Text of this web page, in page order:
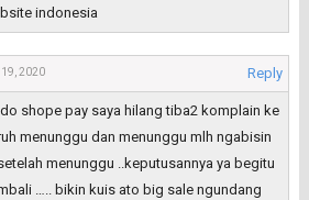
indonesia
19, 2020 Reply
shope pay saya hilang tiba2 komplain ke
menunggu dan menunggu mlh ngabisin
menunggu ..keputusannya ya begitu
….. bikin kuis ato big sale ngundang